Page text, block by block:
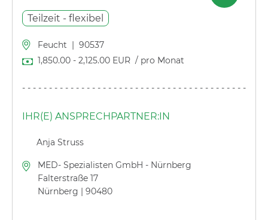
Teilzeit - flexibel
Feucht | 90537
1,850.00 - 2,125.00 EUR / pro Monat
IHR(E) ANSPRECHPARTNER:IN
Anja Struss
MED- Spezialisten GmbH - Nürnberg
Falterstraße 17
Nürnberg | 90480